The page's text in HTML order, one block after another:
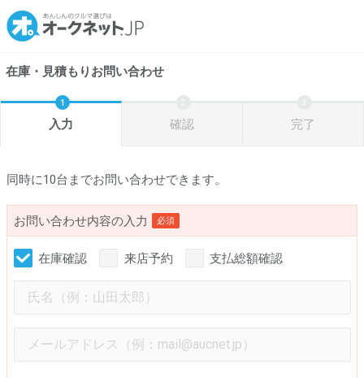
在庫・見積もりお問い合わせ
入力 確認 完了
同時に10台までお問い合わせできます。
お問い合わせ内容の入力 必須
在庫確認 来店予約 支払総額確認